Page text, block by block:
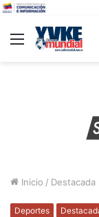
Menu
Inicio / Destacada
Deportes